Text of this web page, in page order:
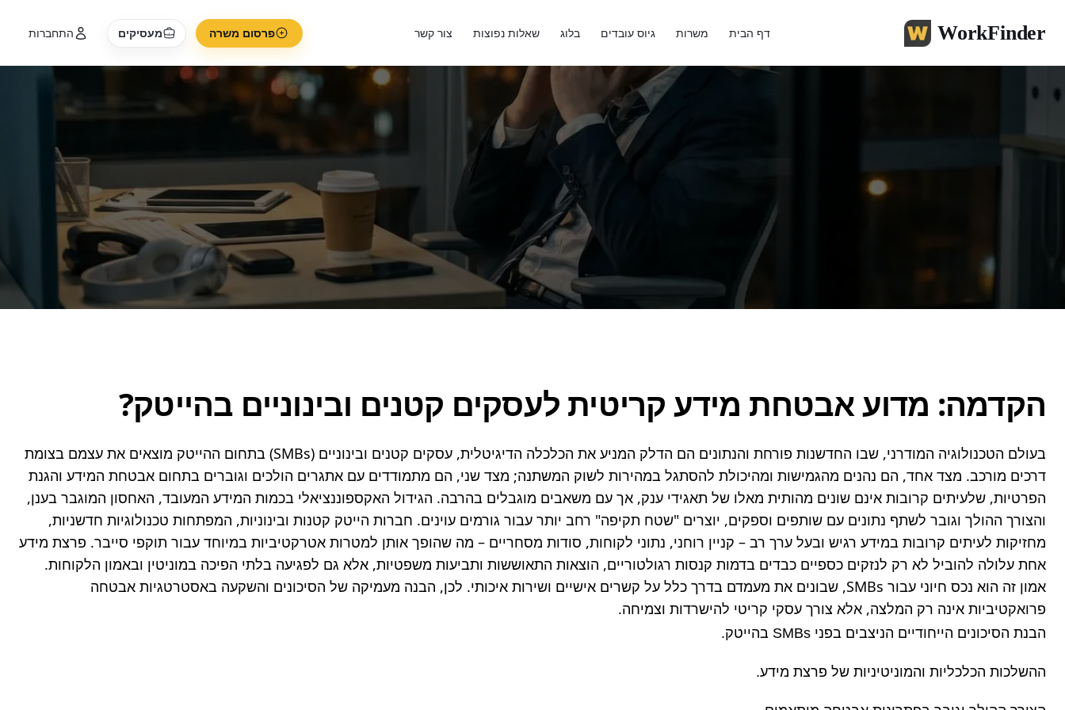
WorkFinder דף הבית משרות גיוס עובדים בלוג שאלות נפוצות צור קשר פרסום משרה מעסיקים התחברות
צוות WorkFinder
כותב במגזין 9 דקות קריאה 8 בינואר 2026
הקדמה: מדוע אבטחת מידע קריטית לעסקים קטנים ובינוניים בהייטק?
פרואקטיביות אינה רק המלצה, אלא צורך עסקי קריטי להישרדות וצמיחה.
הבנת הסיכונים הייחודיים הניצבים בפני SMBs בהייטק.
ההשלכות הכלכליות והמוניטיניות של פרצת מידע.